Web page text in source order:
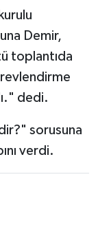
Demir,
toplantıda
dedi.
sorusuna
verdi.